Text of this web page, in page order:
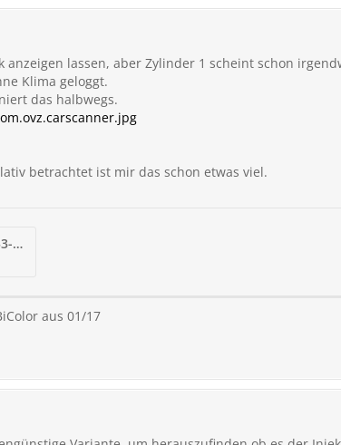
lassen, aber Zylinder 1 scheint schon
Klima geloggt.
das halbwegs.
betrachtet ist mir das schon etwas viel.
Screenshot_2023-06-09-12-20-53-727_com.ovz.carscanner.jpg
aus 01/17